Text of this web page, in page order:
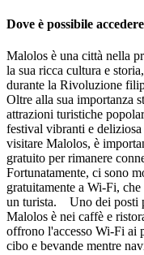
Dove è possibile
Malolos è una città nella
la sua ricca cultura e
durante la Rivoluzione
Oltre alla sua importanza
attrazioni turistiche
festival vibranti e
visitare Malolos, è
gratuito per rimanere
Fortunatamente, ci sono
gratuitamente a Wi-Fi,
un turista. Uno dei posti
Malolos è nei caffè e
offrono l'accesso Wi-Fi ai
cibo e bevande mentre